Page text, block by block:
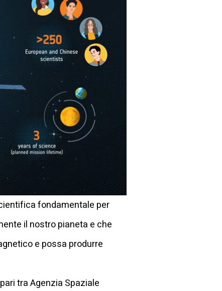
fondamentale per
il nostro pianeta e che
e possa produrre
tra Agenzia Spaziale